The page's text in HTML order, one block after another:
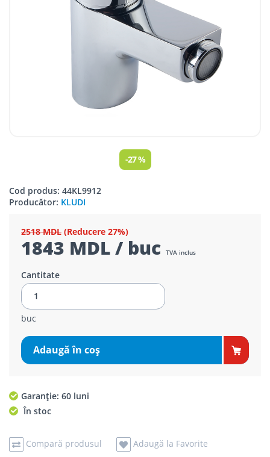
-27 %
Cod produs: 44KL9912
Producător: KLUDI
2518 MDL (Reducere 27%)
1843 MDL / buc TVA inclus
Cantitate
buc
Adaugă în coş
Garanție: 60 luni
În stoc
Compară produsul Adaugă la Favorite